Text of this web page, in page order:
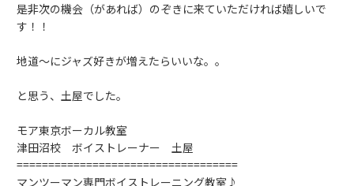
是非次の機会（があれば）のぞきに来ていただければ嬉しいで
す！！
地道～にジャズ好きが増えたらいいな。。
と思う、土屋でした。
モア東京ボーカル教室
津田沼校 ボイストレーナー 土屋
===================================
マンツーマン専門ボイストレーニング教室♪